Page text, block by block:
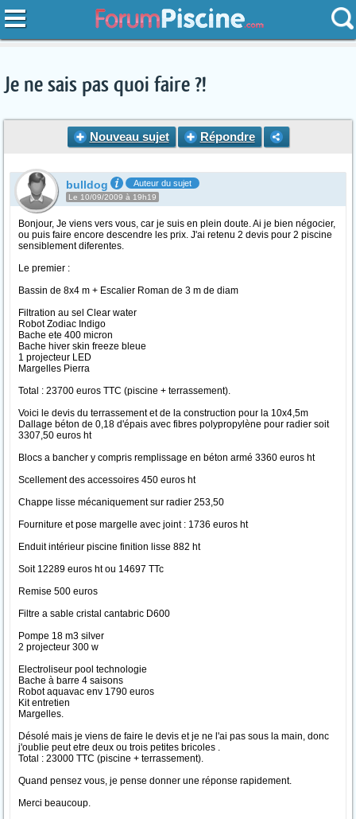
Je ne sais pas quoi faire ?!
Nouveau sujet Répondre
bulldog Auteur du sujet
Le 10/09/2009 à 19h19
Bonjour, Je viens vers vous, car je suis en plein doute. Ai je bien négocier,
ou puis faire encore descendre les prix. J'ai retenu 2 devis pour 2 piscine
sensiblement diferentes.
Le premier :
Bassin de 8x4 m + Escalier Roman de 3 m de diam
Filtration au sel Clear water
Robot Zodiac Indigo
Bache ete 400 micron
Bache hiver skin freeze bleue
1 projecteur LED
Margelles Pierra
Total : 23700 euros TTC (piscine + terrassement).
Voici le devis du terrassement et de la construction pour la 10x4,5m
Dallage béton de 0,18 d'épais avec fibres polypropylène pour radier soit
3307,50 euros ht
Blocs a bancher y compris remplissage en béton armé 3360 euros ht
Scellement des accessoires 450 euros ht
Chappe lisse mécaniquement sur radier 253,50
Fourniture et pose margelle avec joint : 1736 euros ht
Enduit intérieur piscine finition lisse 882 ht
Soit 12289 euros ht ou 14697 TTc
Remise 500 euros
Filtre a sable cristal cantabric D600
Pompe 18 m3 silver
2 projecteur 300 w
Electroliseur pool technologie
Bache à barre 4 saisons
Robot aquavac env 1790 euros
Kit entretien
Margelles.
Désolé mais je viens de faire le devis et je ne l'ai pas sous la main, donc
j'oublie peut etre deux ou trois petites bricoles .
Total : 23000 TTC (piscine + terrassement).
Quand pensez vous, je pense donner une réponse rapidement.
Merci beaucoup.